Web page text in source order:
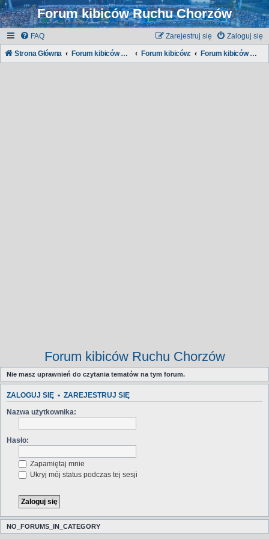
Forum kibiców Ruchu Chorzów
FAQ Zaloguj się
Zarejestruj się
Strona Główna Forum kibiców Ruchu Forum kibiców: Forum kibiców Ruchu Chorzów
Forum kibiców Ruchu Chorzów
Nie masz uprawnień do czytania tematów na tym forum.
ZALOGUJ SIĘ • ZAREJESTRUJ SIĘ
Nazwa użytkownika:
Hasło:
Zapamiętaj mnie
Ukryj mój status podczas tej sesji
NO_FORUMS_IN_CATEGORY